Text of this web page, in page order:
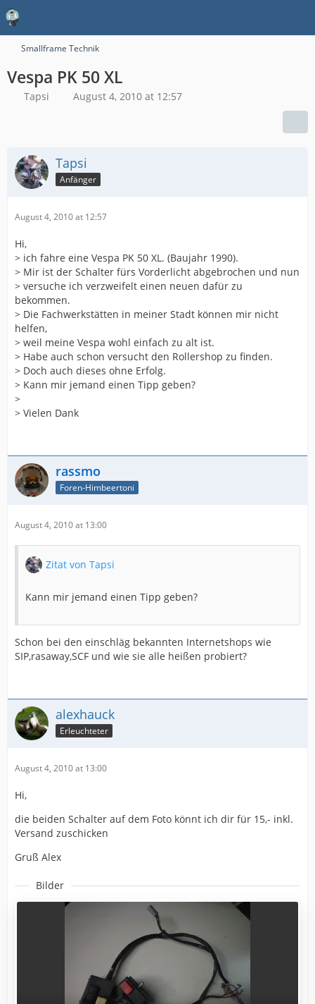
Smallframe Technik
Vespa PK 50 XL
Tapsi August 4, 2010 at 12:57
Tapsi
Anfänger
August 4, 2010 at 12:57
Hi,
> ich fahre eine Vespa PK 50 XL. (Baujahr 1990).
> Mir ist der Schalter fürs Vorderlicht abgebrochen und nun
> versuche ich verzweifelt einen neuen dafür zu
bekommen.
> Die Fachwerkstätten in meiner Stadt können mir nicht
helfen,
> weil meine Vespa wohl einfach zu alt ist.
> Habe auch schon versucht den Rollershop zu finden.
> Doch auch dieses ohne Erfolg.
> Kann mir jemand einen Tipp geben?
>
> Vielen Dank
rassmo
Foren-Himbeertoni
August 4, 2010 at 13:00
Zitat von Tapsi
Kann mir jemand einen Tipp geben?
Schon bei den einschläg bekannten Internetshops wie
SIP,rasaway,SCF und wie sie alle heißen probiert?
alexhauck
Erleuchteter
August 4, 2010 at 13:00
Hi,
die beiden Schalter auf dem Foto könnt ich dir für 15,- inkl.
Versand zuschicken
Gruß Alex
Bilder